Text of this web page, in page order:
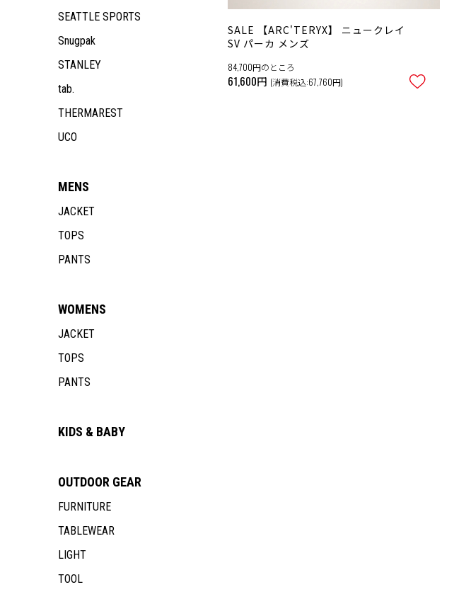
PANTS
TOPS
PANTS
SEATTLE SPORTS
Snugpak
STANLEY
tab.
THERMAREST
UCO
MENS
JACKET
TOPS
PANTS
WOMENS
JACKET
TOPS
PANTS
KIDS & BABY
OUTDOOR GEAR
FURNITURE
TABLEWEAR
LIGHT
TOOL
SALE 【ARC'TERYX】 ニュークレイ
SV パーカ メンズ
84,700円のところ
61,600円 (消費税込:67,760円)